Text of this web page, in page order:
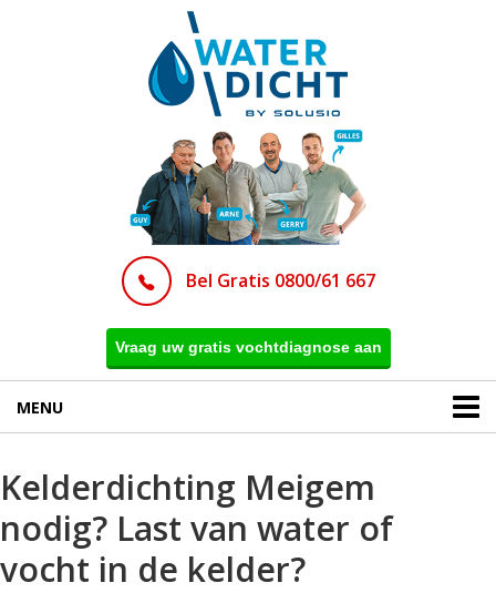
Bel Gratis 0800/61 667
Vraag uw gratis vochtdiagnose aan
MENU
Kelderdichting Meigem
nodig? Last van water of
vocht in de kelder?